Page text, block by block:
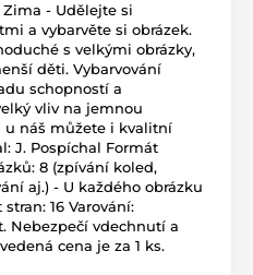
- Udělejte si
a vybarvěte si obrázek.
s velkými obrázky,
děti. Vybarvování
schopností a
vliv na jemnou
u náš můžete i kvalitní
J. Pospíchal Formát
8 (zpívání koled,
aj.) - U každého obrázku
16 Varování:
Nebezpečí vdechnutí a
cena je za 1 ks.